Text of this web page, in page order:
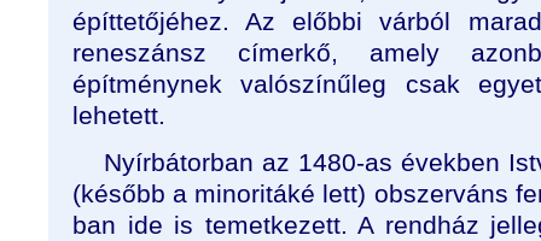
építtetőjéhez. Az előbbi várból
reneszánsz címerkő, amely
építménynek valószínűleg csak
lehetett.
Nyírbátorban az 1480-as években
(később a minoritáké lett) obszerváns
ban ide is temetkezett. A rendház